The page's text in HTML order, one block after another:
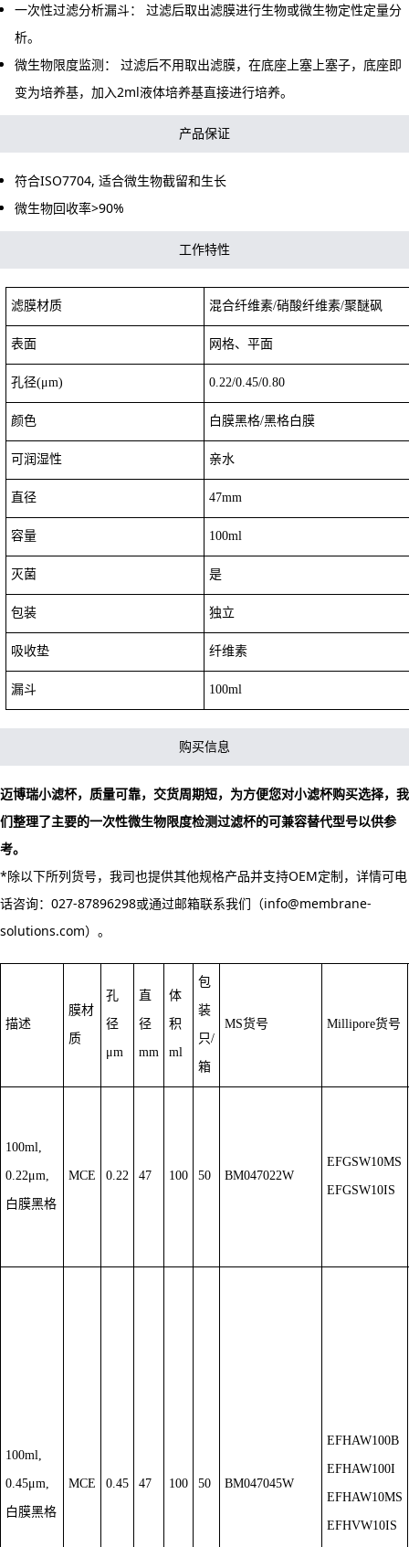
一次性过滤分析漏斗： 过滤后取出滤膜进行生物或微生物定性定量分
析。
微生物限度监测： 过滤后不用取出滤膜，在底座上塞上塞子，底座即
变为培养基，加入2ml液体培养基直接进行培养。
产品保证
符合ISO7704, 适合微生物截留和生长
微生物回收率>90%
工作特性
滤膜材质 混合纤维素/硝酸纤维素/聚醚砜
表面 网格、平面
孔径(μm) 0.22/0.45/0.80
颜色 白膜黑格/黑格白膜
可润湿性 亲水
直径 47mm
容量 100ml
灭菌 是
包装 独立
吸收垫 纤维素
漏斗 100ml
购买信息
迈博瑞小滤杯，质量可靠，交货周期短，为方便您对小滤杯购买选择，我
们整理了主要的一次性微生物限度检测过滤杯的可兼容替代型号以供参
考。
*除以下所列货号，我司也提供其他规格产品并支持OEM定制，详情可电
话咨询：027-87896298或通过邮箱联系我们（info@membrane-
solutions.com）。
描述
膜材
质
孔
径
μm
直
径
mm
体
积
ml
包
装
只/
箱
MS货号 Millipore货号
100ml,
0.22μm,
白膜黑格
MCE 0.22 47 100 50 BM047022W
EFGSW10MS
EFGSW10IS
100ml,
0.45μm,
白膜黑格
MCE 0.45 47 100 50 BM047045W
EFHAW100B
EFHAW100I
EFHAW10MS
EFHVW10IS